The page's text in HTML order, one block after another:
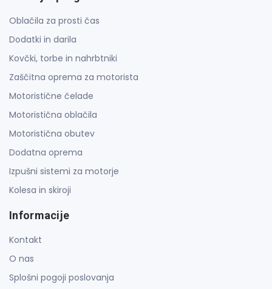
Oblačila za prosti čas
Dodatki in darila
Kovčki, torbe in nahrbtniki
Zaščitna oprema za motorista
Motoristične čelade
Motoristična oblačila
Motoristična obutev
Dodatna oprema
Izpušni sistemi za motorje
Kolesa in skiroji
Informacije
Kontakt
O nas
Splošni pogoji poslovanja